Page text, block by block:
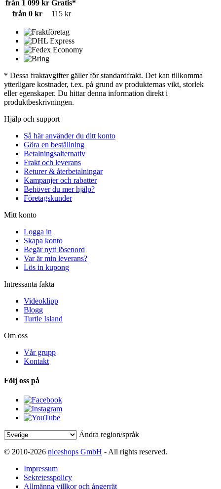
från 1 099 kr Gratis*
från 0 kr
115 kr
* Dessa fraktavgifter gäller för standardfrakt. Det kan tillkomma
ytterligare kostnader, t.ex. på grund av produkternas vikt, storlek
eller egenskaper. Du hittar denna information direkt i
produktbeskrivningen.
Hjälp och support
Så här använder du ditt konto
Göra en beställning
Betalningsalternativ
Frakt och leverans
Returer & återbetalningar
Kampanjer och rabatter
Behöver du mer hjälp?
Företagskunder
Mitt konto
Logga in
Skapa konto
Begär nytt lösenord
Var är min leverans?
Lös in kupong
Intressanta fakta
Videoklipp
Blogg
Turtle Island
Om oss
Vår grupp
Kontakt
Följ oss på
Ändra region/språk
© 2010-2026 niceshops GmbH - All rights reserved.
Impressum
Sekretesspolicy
Allmänna villkor och ångerrät